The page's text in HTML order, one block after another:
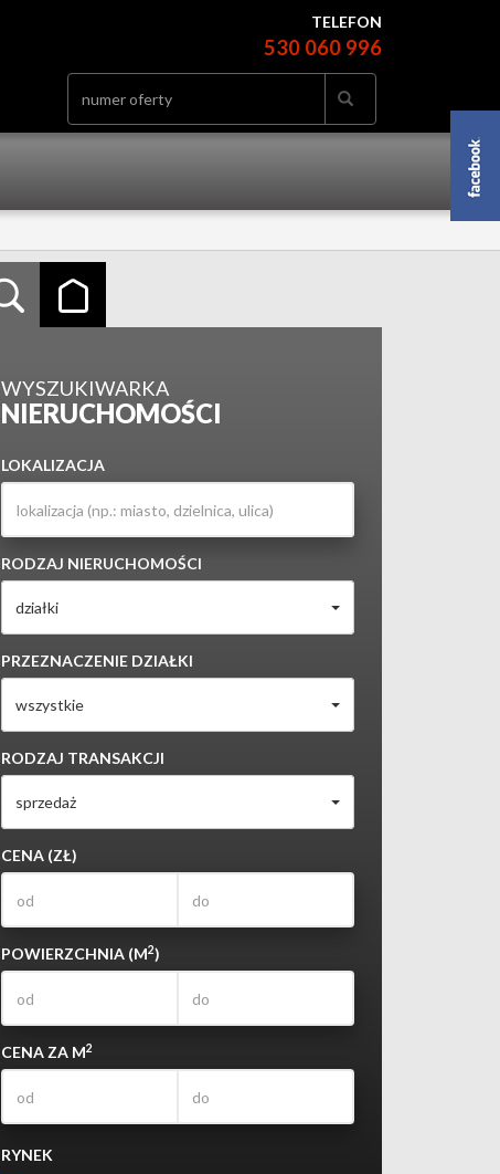
TELEFON
530 060 996
WYSZUKIWARKA
NIERUCHOMOŚCI
LOKALIZACJA
RODZAJ NIERUCHOMOŚCI
działki
PRZEZNACZENIE DZIAŁKI
wszystkie
RODZAJ TRANSAKCJI
sprzedaż
CENA (ZŁ)
POWIERZCHNIA (M2)
CENA ZA M2
RYNEK